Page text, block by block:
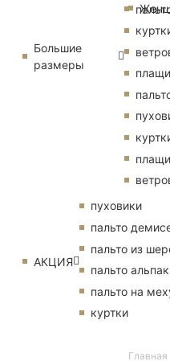
Большие
размеры
плащи
плащи
АКЦИЯ
пуховики
пальто
пальто из
пальто
пальто на
куртки
Главная